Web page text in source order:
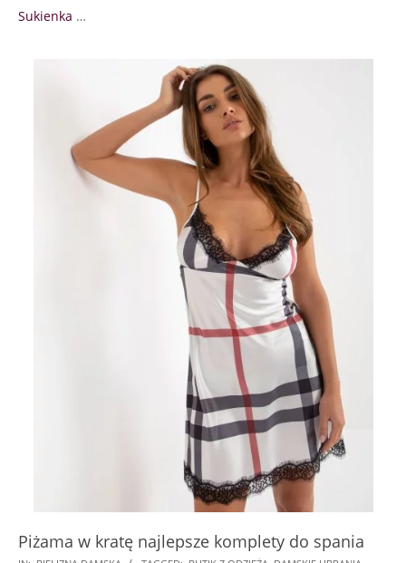
Sukienka …
Piżama w kratę najlepsze komplety do spania